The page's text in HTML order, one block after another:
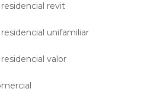
revit
unifamiliar
valor